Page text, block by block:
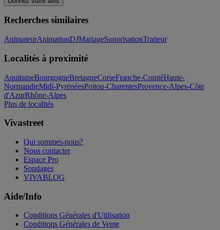
Recherches similaires
AnimateurAnimationDJMariageSonorisationTraiteur
Localités à proximité
AquitaineBourgogneBretagneCorseFranche-ComtéHaute-
NormandieMidi-PyrénéesPoitou-CharentesProvence-Alpes-Côte
d'AzurRhône-Alpes
Plus de localités
Vivastreet
Qui sommes-nous?
Nous contacter
Espace Pro
Sondages
VIVABLOG
Aide/Info
Conditions Générales d'Utilisation
Conditions Générales de Vente